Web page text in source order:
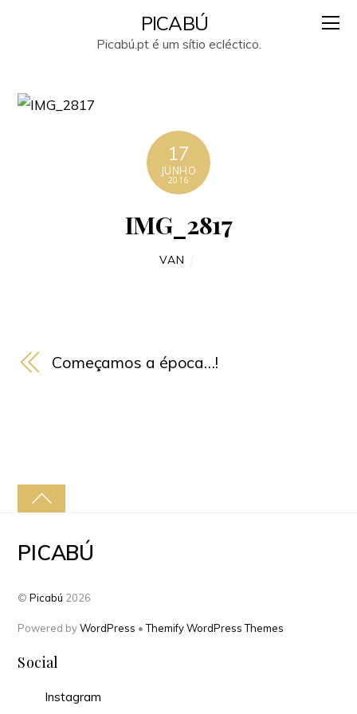
PICABÚ
Picabú.pt é um sítio ecléctico.
17
JUNHO
2016
IMG_2817
VAN
Começamos a época…!
PICABÚ
©Picabú 2026
Powered byWordPress •Themify WordPress Themes
Social
Instagram